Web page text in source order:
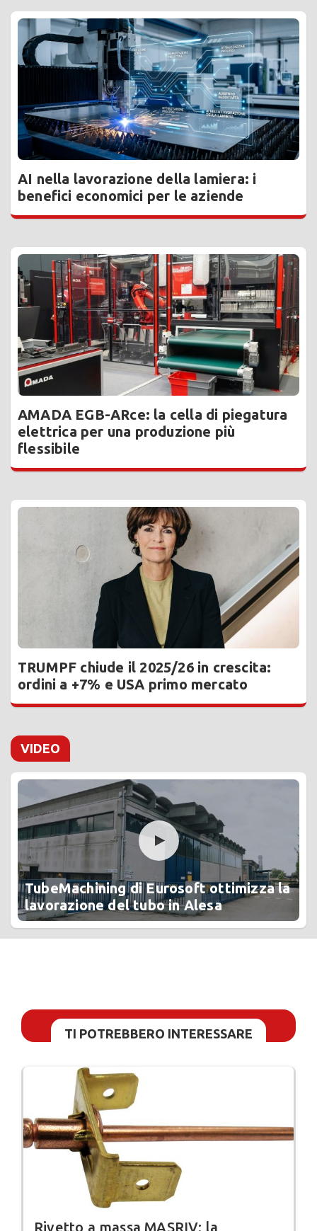
AI nella lavorazione della lamiera: i
benefici economici per le aziende
AMADA EGB-ARce: la cella di piegatura
elettrica per una produzione più
flessibile
TRUMPF chiude il 2025/26 in crescita:
ordini a +7% e USA primo mercato
VIDEO
TubeMachining di Eurosoft ottimizza la
lavorazione del tubo in Alesa
TI POTREBBERO INTERESSARE
Rivetto a massa MASRIV: la